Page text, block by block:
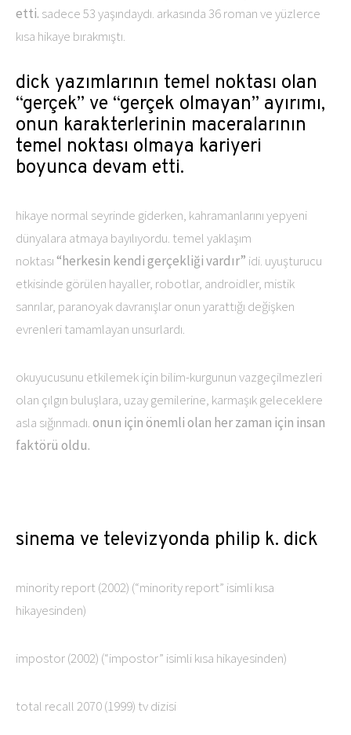
etti. sadece 53 yaşındaydı. arkasında 36 roman ve yüzlerce
kısa hikaye bırakmıştı.
dick yazımlarının temel noktası olan
“gerçek” ve “gerçek olmayan” ayırımı,
onun karakterlerinin maceralarının
temel noktası olmaya kariyeri
boyunca devam etti.
hikaye normal seyrinde giderken, kahramanlarını yepyeni
dünyalara atmaya bayılıyordu. temel yaklaşım
noktası“herkesin kendi gerçekliği vardır” idi. uyuşturucu
etkisinde görülen hayaller, robotlar, androidler, mistik
sanrılar, paranoyak davranışlar onun yarattığı değişken
evrenleri tamamlayan unsurlardı.
okuyucusunu etkilemek için bilim-kurgunun vazgeçilmezleri
olan çılgın buluşlara, uzay gemilerine, karmaşık geleceklere
asla sığınmadı.onun için önemli olan her zaman için insan
faktörü oldu.
sinema ve televizyonda philip k. dick
minority report (2002) (“minority report” isimli kısa
hikayesinden)
impostor (2002) (“impostor” isimli kısa hikayesinden)
total recall 2070 (1999) tv dizisi